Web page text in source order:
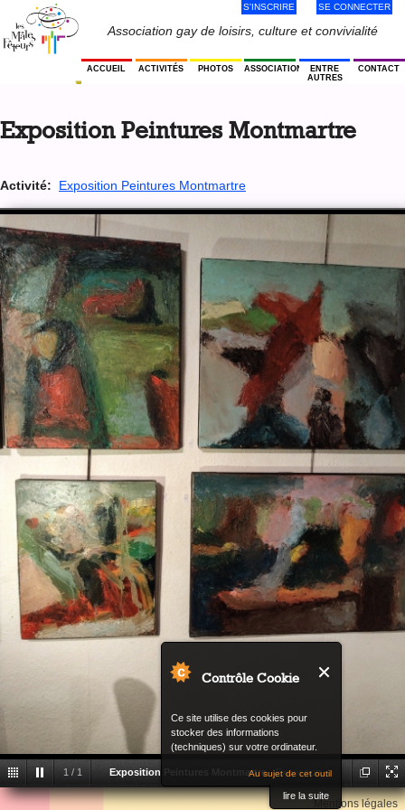
Contrôle Cookie
Ce site utilise des cookies pour
stocker des informations
(techniques) sur votre ordinateur.
Au sujet de cet outil
lire la suite
navigation
Association gay de loisirs, culture et convivialité
Menu
Utilisateur
S'INSCRIRE SE CONNECTER
ACCUEIL ACTIVITÉS PHOTOS ASSOCIATION
ENTRE
AUTRES
CONTACT
top
Exposition Peintures Montmartre
Activité: Exposition Peintures Montmartre
1 / 1 Exposition Peintures Montmartre Exposition
Peintures Montmartre
Back
Mentions légales